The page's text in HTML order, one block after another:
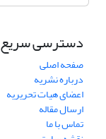
دسترسی سریع
صفحه اصلی
درباره نشریه
اعضای هیات تحریریه
ارسال مقاله
تماس با ما